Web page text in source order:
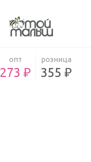
опт
273 ₽
розница
355 ₽